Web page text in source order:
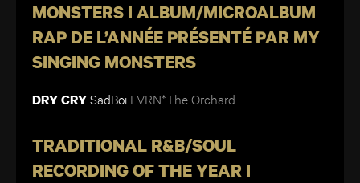
MONSTERS I ALBUM/MICROALBUM
RAP DE L’ANNÉE PRÉSENTÉ PAR MY
SINGING MONSTERS
DRY CRYSadBoi LVRN*The Orchard
TRADITIONAL R&B/SOUL
RECORDING OF THE YEAR I